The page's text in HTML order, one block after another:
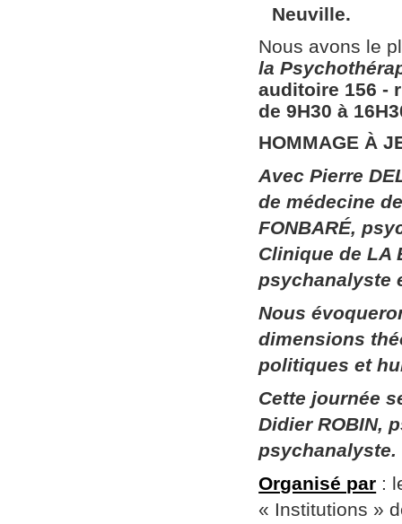
Neuville.
Nous avons le
la
auditoire 156​ ​-
de 9H30 à
HOMMAGE À
Avec Pierre
de médecine
FONBARÉ,
Clinique de LA
psychanalyste
Nous
dimensions
politiques et
Cette journée
Didier ROBIN,
psychanalyste.
Organisé par :
« Institutions »